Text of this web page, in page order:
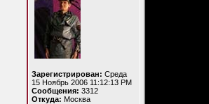
Зарегистрирован: Среда
15 Ноябрь 2006 11:12:13 PM
Сообщения: 3312
Откуда: Москва